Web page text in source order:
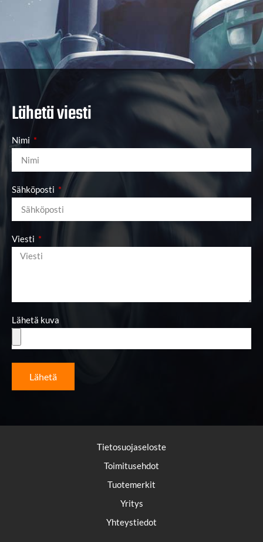
Lähetä viesti
Nimi
Sähköposti
Viesti
Lähetä kuva
Lähetä
Tietosuojaseloste
Toimitusehdot
Tuotemerkit
Yritys
Yhteystiedot